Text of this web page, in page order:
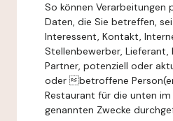
So können Verarbeitungen
Daten, die Sie betreffen,
Interessent, Kontakt,
Stellenbewerber,
Partner, potenziell oder
oder betroffene
Restaurant für die unten
genannten Zwecke